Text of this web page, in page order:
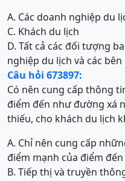
A. Các doanh nghiệp du
C. Khách du lịch
D. Tất cả các đối tượng
nghiệp du lịch và các
Câu hỏi 673897:
Có nên cung cấp thông
điểm đến như đường xá
thiếu, cho khách du lịch
A. Chỉ nên cung cấp
điểm mạnh của điểm đến
B. Tiếp thị và truyền